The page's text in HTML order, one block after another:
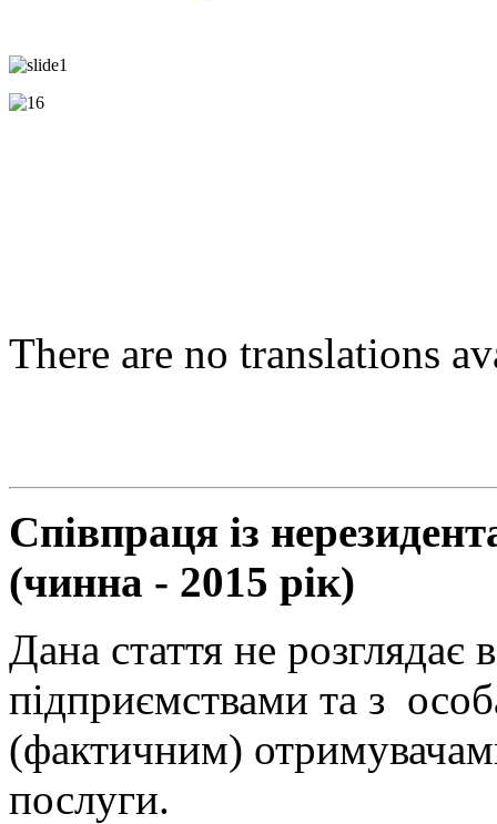
There are no translations
Співпраця із
(чинна - 2015 рік)
Дана стаття не
підприємствами та з
(фактичним)
послуги.